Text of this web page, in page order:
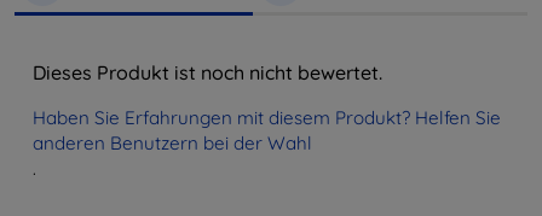
Dieses Produkt ist noch nicht bewertet.
Haben Sie Erfahrungen mit diesem Produkt? Helfen Sie
anderen Benutzern bei der Wahl
.